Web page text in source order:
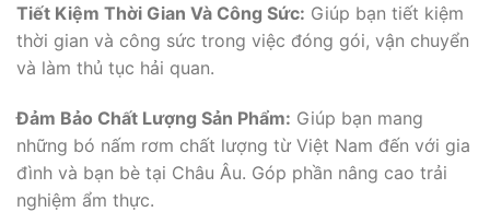
Tiết Kiệm Thời Gian Và Công Sức: Giúp bạn tiết kiệm
thời gian và công sức trong việc đóng gói, vận chuyển
và làm thủ tục hải quan.
Đảm Bảo Chất Lượng Sản Phẩm: Giúp bạn mang
những bó nấm rơm chất lượng từ Việt Nam đến với gia
đình và bạn bè tại Châu Âu. Góp phần nâng cao trải
nghiệm ẩm thực.